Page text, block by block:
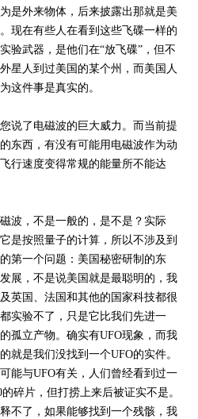
是外来物体，后来披露出那就是美
现在有些人在看到这些飞碟一样的
验武器，是他们在“放飞碟”，但不
星人到过美国的某个州，而美国人
这件事是真实的。
了电磁波的巨大威力。而当前提
东西，有没有可能用电磁波作为动
行速度变得常规的能量所不能达
，不是一般的，是不是？实际
是按照量子的计算，所以不涉及到
第一个问题：美国秘密研制的东
展，不是说美国就是最聪明的，我
英国、法国和其他的国家科技都很
实验不了，只是它比我们先进一
孤立产物。确实有UFO现象，而我
就是我们没找到一个UFO的实件。
能与UFO有关，人们曾经看到过一
碎片，但打捞上来后被证实不是。
不了，如果能够找到一个残骸，我